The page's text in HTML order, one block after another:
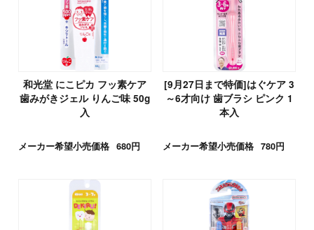
和光堂 にこピカ フッ素ケア
歯みがきジェル りんご味 50g
入
メーカー希望小売価格 680円
[9月27日まで特価]はぐケア 3
～6才向け 歯ブラシ ピンク 1
本入
メーカー希望小売価格 780円